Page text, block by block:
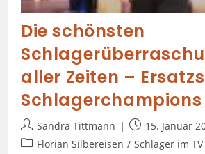
Die schönsten
aller Zeiten –
Schlagerchampions
Sandra Tittmann
15. Januar
Florian Silbereisen / Schlager im TV